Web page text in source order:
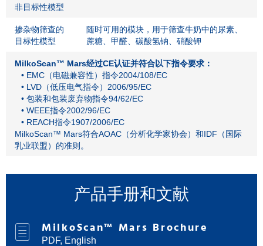
非目标性模型
掺杂物筛查的
目标性模型
随时可用的模块，用于筛查牛奶中的尿素、
蔗糖、甲醛、碳酸氢钠、硝酸钾
MilkoScan™ Mars经过CE认证并符合以下指令要求：
• EMC（电磁兼容性）指令2004/108/EC
• LVD（低压电气指令）2006/95/EC
• 包装和包装废弃物指令94/62/EC
• WEEE指令2002/96/EC
• REACH指令1907/2006/EC
MilkoScan™ Mars符合AOAC（分析化学家协会）和IDF（国际
乳业联盟）的准则。
产品手册和文献
MilkoScan™ Mars Brochure
PDF, English